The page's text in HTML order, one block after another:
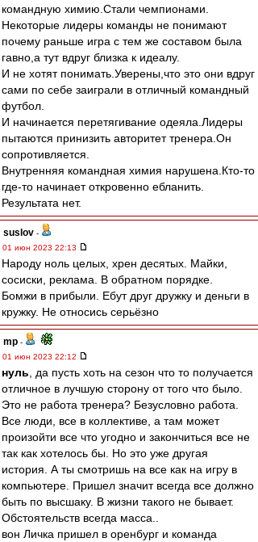
командную химию.Стали чемпионами.
Некоторые лидеры команды не понимают
почему раньше игра с тем же составом была
гавно,а тут вдруг близка к идеалу.
И не хотят понимать.Уверены,что это они вдруг
сами по себе заиграли в отличный командный
футбол.
И начинается перетягивание одеяла.Лидеры
пытаются принизить авторитет тренера.Он
сопротивляется.
Внутренняя командная химия нарушена.Кто-то
где-то начинает откровенно ебланить.
Результата нет.
suslov -
01 июн 2023 22:13
Народу ноль целых, хрен десятых. Майки,
сосиски, реклама. В обратном порядке.
Бомжи в прибыли. Ебут друг дружку и деньги в
кружку. Не относись серьёзно
mp -
01 июн 2023 22:12
нуль , да пусть хоть на сезон что то получается
отличное в лучшую сторону от того что было.
Это не работа тренера? Безусловно работа.
Все люди, все в коллективе, а там может
произойти все что угодно и закончиться все не
так как хотелось бы. Но это уже другая
история. А ты смотришь на все как на игру в
компьютере. Пришел значит всегда все должно
быть по высшаку. В жизни такого не бывает.
Обстоятельств всегда масса..
вон Личка пришел в оренбург и команда